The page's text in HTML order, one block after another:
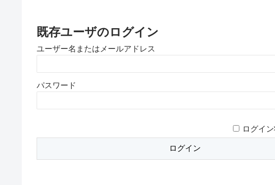
既存ユーザのログイン
ユーザー名またはメールアドレス
パスワード
ログイ